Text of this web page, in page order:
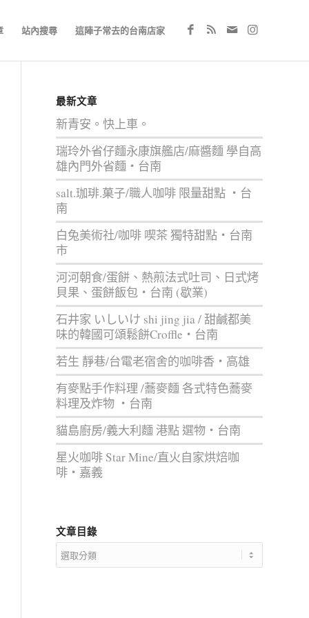
站內搜尋 這陣子常去的台南店家
最新文章
新青安。快上車。
瑞玲外省仔麵永康旗艦店/麻醬麵 學自高
雄內門外省麵‧台南
salt.珈琲.菓子/職人咖啡 限量甜點 ‧台
南
白兔美術社/咖啡 喫茶 獨特甜點‧台南
市
河河朝食/蛋餅、熱煎法式吐司、日式烤
貝果、蛋餅飯包‧台南 (歇業)
石井家 いしいけ shi jing jia / 甜鹹都美
味的韓國可頌鬆餅Croffle‧台南
若生 靜巷/台電老宿舍的咖啡香‧高雄
有麥點手作料理 /蕎麥麵 各式特色蕎麥
料理及炸物 ‧台南
貓島廚房/義大利麵 港點 選物‧台南
星火咖啡 Star Mine/直火自家烘焙咖
啡‧嘉義
文章目錄
文
章